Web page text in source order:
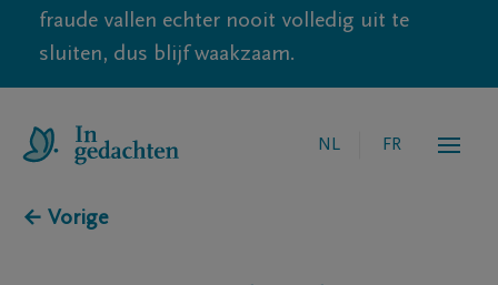
fraude vallen echter nooit volledig uit te
sluiten, dus blijf waakzaam.
NL FR
← Vorige